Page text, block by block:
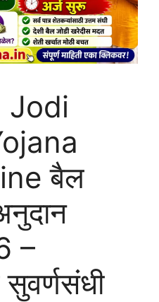
Jodi
बैल
–